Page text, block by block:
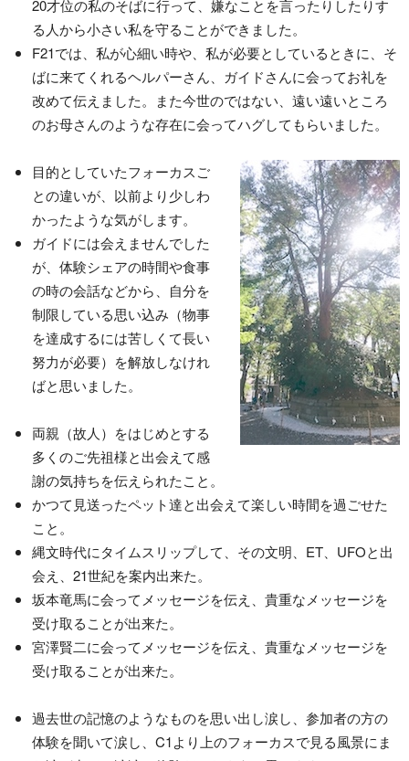
20才位の私のそばに行って、嫌なことを言ったりしたりす
る人から小さい私を守ることができました。
F21では、私が心細い時や、私が必要としているときに、そ
ばに来てくれるヘルパーさん、ガイドさんに会ってお礼を
改めて伝えました。また今世のではない、遠い遠いところ
のお母さんのような存在に会ってハグしてもらいました。
目的としていたフォーカスご
との違いが、以前より少しわ
かったような気がします。
ガイドには会えませんでした
が、体験シェアの時間や食事
の時の会話などから、自分を
制限している思い込み（物事
を達成するには苦しくて長い
努力が必要）を解放しなけれ
ばと思いました。
両親（故人）をはじめとする
多くのご先祖様と出会えて感
謝の気持ちを伝えられたこと。
かつて見送ったペット達と出会えて楽しい時間を過ごせた
こと。
縄文時代にタイムスリップして、その文明、ET、UFOと出
会え、21世紀を案内出来た。
坂本竜馬に会ってメッセージを伝え、貴重なメッセージを
受け取ることが出来た。
宮澤賢二に会ってメッセージを伝え、貴重なメッセージを
受け取ることが出来た。
過去世の記憶のようなものを思い出し涙し、参加者の方の
体験を聞いて涙し、C1より上のフォーカスで見る風景にま